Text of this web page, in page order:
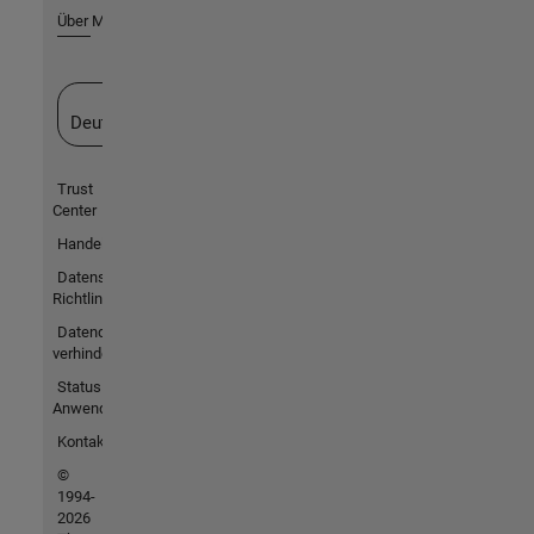
Über MathWorks
Deutschland
Trust
Center
Handelsmarken
Datenschutz-
Richtlinien
Datendiebstahl
verhindern
Status von
Anwendungen
Kontakt
©
1994-
2026